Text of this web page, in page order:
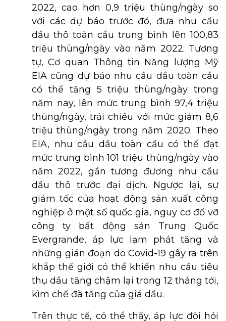
2022, cao hơn 0,9 triệu thùng/ngày so
với các dự báo trước đó, đưa nhu cầu
dầu thô toàn cầu trung bình lên 100,83
triệu thùng/ngày vào năm 2022. Tương
tự, Cơ quan Thông tin Năng lượng Mỹ
EIA cũng dự báo nhu cầu dầu toàn cầu
có thể tăng 5 triệu thùng/ngày trong
năm nay, lên mức trung bình 97,4 triệu
thùng/ngày, trái chiều với mức giảm 8,6
triệu thùng/ngày trong năm 2020. Theo
EIA, nhu cầu dầu toàn cầu có thể đạt
mức trung bình 101 triệu thùng/ngày vào
năm 2022, gần tương đương nhu cầu
dầu thô trước đại dịch. Ngược lại, sự
giảm tốc của hoạt động sản xuất công
nghiệp ở một số quốc gia, nguy cơ đổ vỡ
công ty bất động sản Trung Quốc
Evergrande, áp lực lạm phát tăng và
những gián đoạn do Covid-19 gây ra trên
khắp thế giới có thể khiến nhu cầu tiêu
thụ dầu tăng chậm lại trong 12 tháng tới,
kìm chế đà tăng của giá dầu.
Trên thực tế, có thể thấy, áp lực đòi hỏi